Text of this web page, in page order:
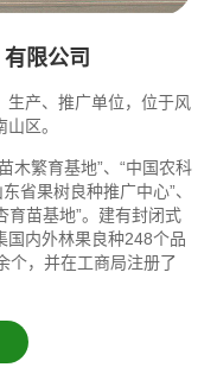
限公司
生产、推广单位，位于风
区。
木繁育基地”、“中国农科
省果树良种推广中心”、
育苗基地”。建有封闭式
国内外林果良种248个品
个，并在工商局注册了